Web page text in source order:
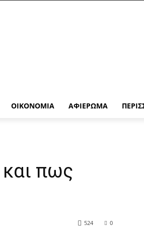
ΟΙΚΟΝΟΜΊΑ ΑΦΙΈΡΩΜΑ
και πως
0
524